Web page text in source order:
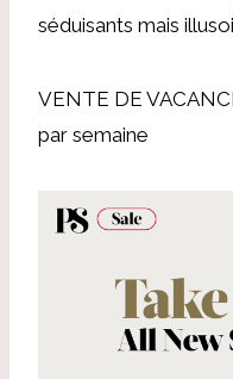
séduisants mais
VENTE DE
par semaine